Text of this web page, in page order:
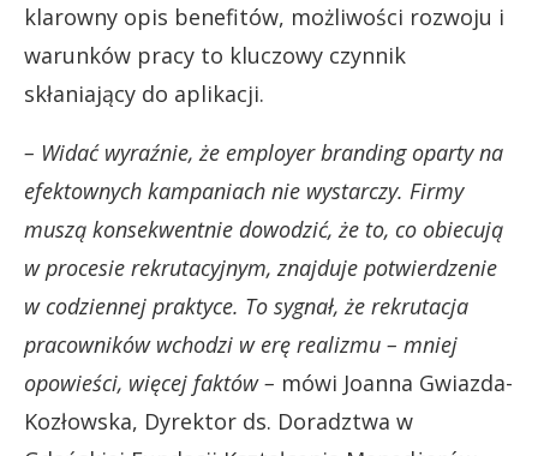
klarowny opis benefitów, możliwości rozwoju i
warunków pracy to kluczowy czynnik
skłaniający do aplikacji.
– Widać wyraźnie, że employer branding oparty na
efektownych kampaniach nie wystarczy. Firmy
muszą konsekwentnie dowodzić, że to, co obiecują
w procesie rekrutacyjnym, znajduje potwierdzenie
w codziennej praktyce. To sygnał, że rekrutacja
pracowników wchodzi w erę realizmu – mniej
opowieści, więcej faktów – mówi Joanna Gwiazda-
Kozłowska, Dyrektor ds. Doradztwa w